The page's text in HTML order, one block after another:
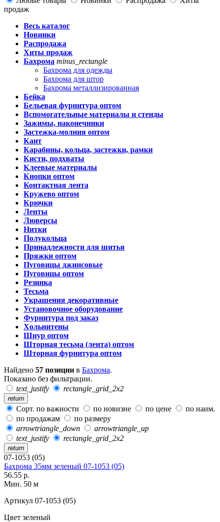
продаж
Весь каталог
Новинки
Распродажа
Хиты продаж
Бахрома minus_rectangle
Бахрома для одежды
Бахрома для штор
Бахрома металлизированная
Бейка
Бельевая фурнитура оптом
Вспомогательные материалы и стенды
Зажимы, наконечники
Застежка-молния оптом
Кант
Карабины, кольца, застежки, рамки
Кисти, подхваты
Клеевые материалы
Кнопки оптом
Контактная лента
Кружево оптом
Крючки
Ленты
Люверсы
Нитки
Полукольца
Принадлежности для шитья
Пряжки оптом
Пуговицы джинсовые
Пуговицы оптом
Резинка
Тесьма
Украшения декоративные
Установочное оборудование
Фурнитура под заказ
Хольнитены
Шнур оптом
Шторная тесьма (лента) оптом
Шторная фурнитура оптом
Найдено 57 позиции в Бахрома.
Показано без фильтрации.
text_justify
rectangle_grid_2x2
return
Сорт. по важности по новизне по цене
по наим.
по продажам
по размеру
arrowtriangle_down
arrowtriangle_up
text_justify
rectangle_grid_2x2
return
07-1053 (05)
Бахрома 35мм зеленый 07-1053 (05)
56.55 р.
Мин. 50 м
Артикул 07-1053 (05)
Цвет зеленый